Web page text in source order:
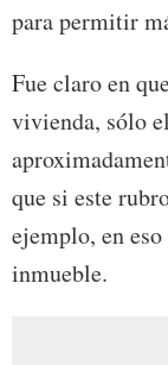
para permitir
Fue claro en
vivienda, sólo
que si este
ejemplo, en
inmueble.